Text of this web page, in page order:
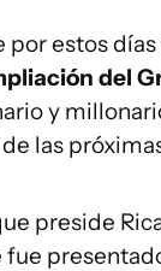
por estos
del
y
las
preside